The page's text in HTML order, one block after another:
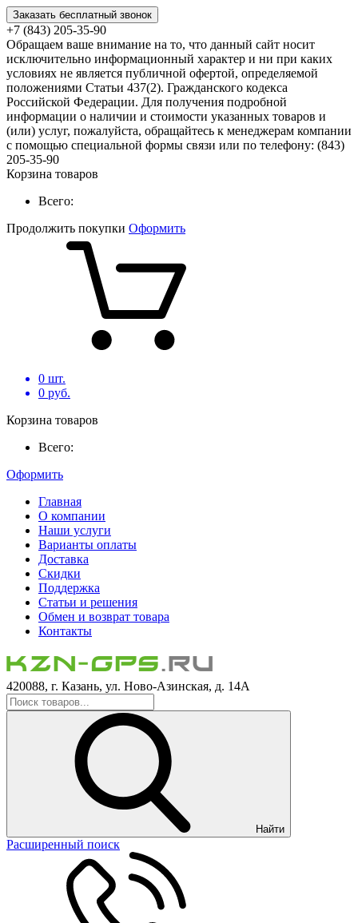
Заказать бесплатный звонок
+7 (843) 205-35-90
Обращаем ваше внимание на то, что данный сайт носит
исключительно информационный характер и ни при каких
условиях не является публичной офертой, определяемой
положениями Статьи 437(2). Гражданского кодекса
Российской Федерации. Для получения подробной
информации о наличии и стоимости указанных товаров и
(или) услуг, пожалуйста, обращайтесь к менеджерам компании
с помощью специальной формы связи или по телефону: (843)
205-35-90
Корзина товаров
Всего:
Продолжить покупки Оформить
0 шт.
0 руб.
Корзина товаров
Всего:
Оформить
Главная
О компании
Наши услуги
Варианты оплаты
Доставка
Скидки
Поддержка
Статьи и решения
Обмен и возврат товара
Контакты
420088, г. Казань, ул. Ново-Азинская, д. 14А
Найти
Расширенный поиск